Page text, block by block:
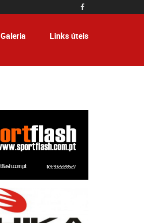

Galeria Links úteis